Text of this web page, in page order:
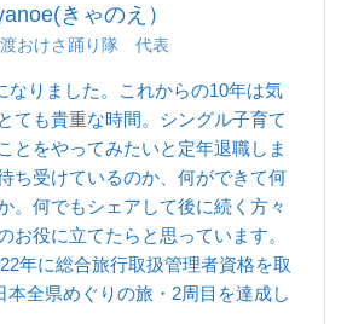
きゃのえ）
おけさ踊り隊 代表
なりました。これからの10年は気
ても貴重な時間。シングル子育て
とをやってみたいと定年退職しま
ち受けているのか、何ができて何
。何でもシェアして後に続く方々
お役に立てたらと思っています。
年に総合旅行取扱管理者資格を取
本全県めぐりの旅・2周目を達成し